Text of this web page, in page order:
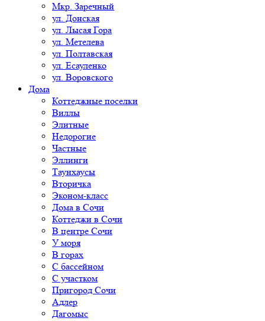
Мкр. Заречный
ул. Донская
ул. Лысая Гора
ул. Метелева
ул. Полтавская
ул. Есауленко
ул. Воровского
Дома
Коттеджные поселки
Виллы
Элитные
Недорогие
Частные
Эллинги
Таунхаусы
Вторичка
Эконом-класс
Дома в Сочи
Коттеджи в Сочи
В центре Сочи
У моря
В горах
С бассейном
С участком
Пригород Сочи
Адлер
Дагомыс